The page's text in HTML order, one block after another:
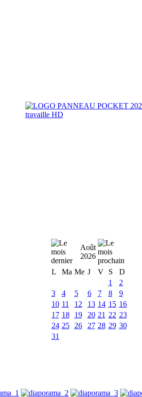
Août
2026
L
Ma Me J V S
D
1
2
3
4 5 6 7 8
9
10 11 12 13 14 15 16
17 18 19 20 21 22 23
24 25 26 27 28 29 30
31